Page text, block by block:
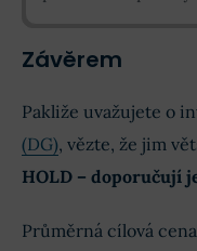
Závěrem
Pakliže uvažujete o
(DG), vězte, že jim
HOLD – doporučují
Průměrná cílová